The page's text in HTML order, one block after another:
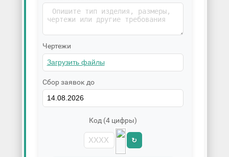
Чертежи
Сбор заявок до
Код (4 цифры)
↻